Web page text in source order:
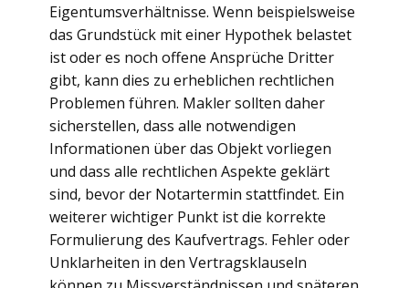
Eigentumsverhältnisse. Wenn beispielsweise
das Grundstück mit einer Hypothek belastet
ist oder es noch offene Ansprüche Dritter
gibt, kann dies zu erheblichen rechtlichen
Problemen führen. Makler sollten daher
sicherstellen, dass alle notwendigen
Informationen über das Objekt vorliegen
und dass alle rechtlichen Aspekte geklärt
sind, bevor der Notartermin stattfindet. Ein
weiterer wichtiger Punkt ist die korrekte
Formulierung des Kaufvertrags. Fehler oder
Unklarheiten in den Vertragsklauseln